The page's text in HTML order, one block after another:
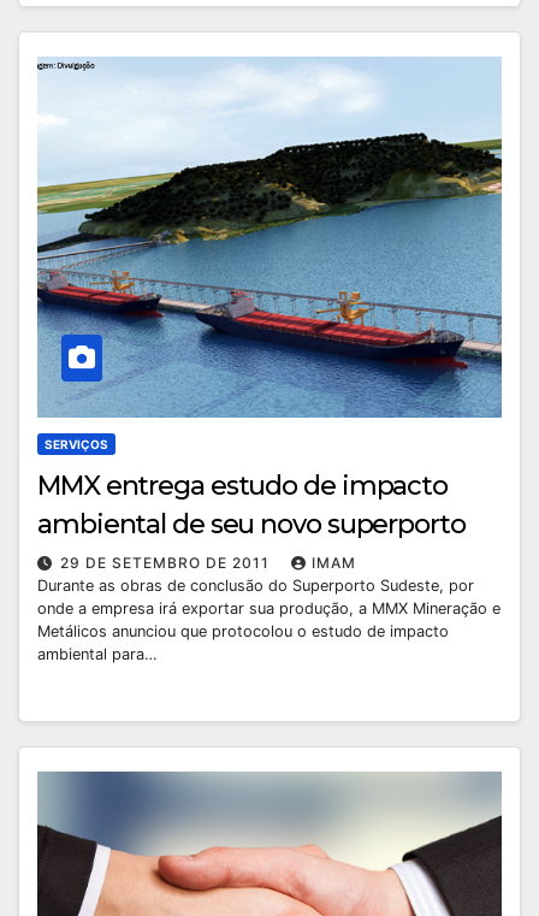
SERVIÇOS
MMX entrega estudo de impacto
ambiental de seu novo superporto
29 DE SETEMBRO DE 2011
IMAM
Durante as obras de conclusão do Superporto Sudeste, por
onde a empresa irá exportar sua produção, a MMX Mineração e
Metálicos anunciou que protocolou o estudo de impacto
ambiental para…